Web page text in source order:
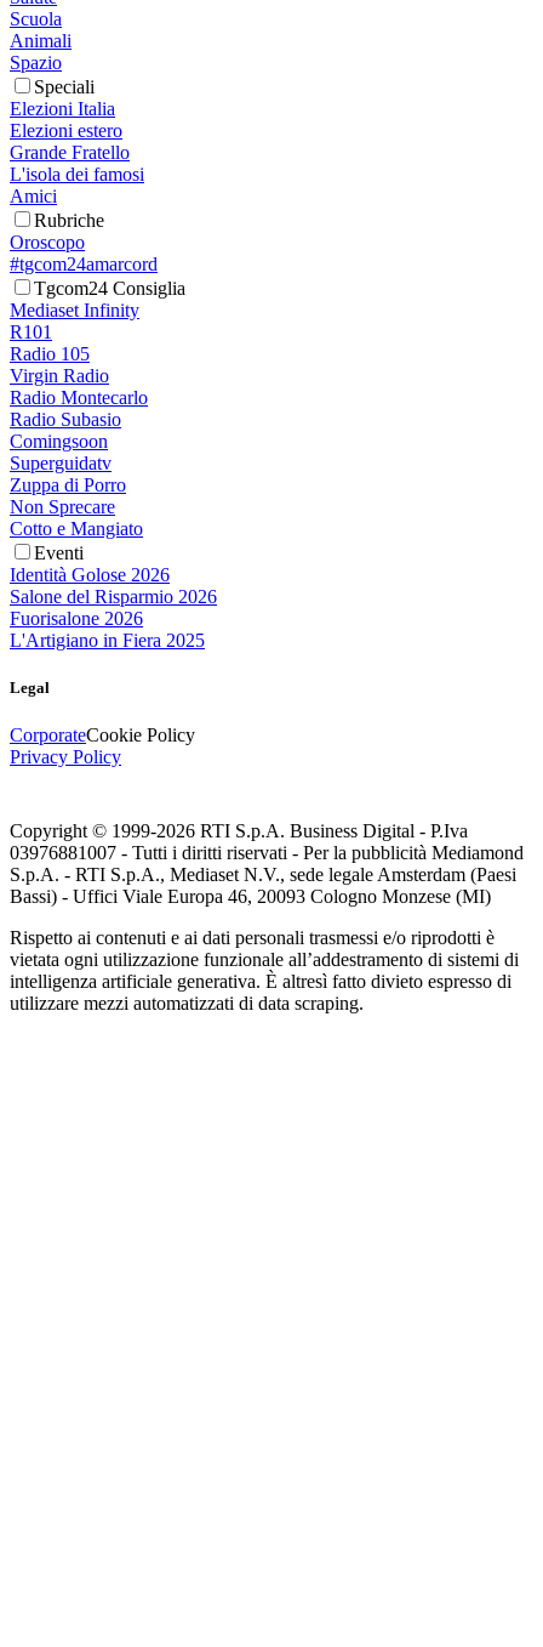
Scuola
Animali
Spazio
Speciali
Elezioni Italia
Elezioni estero
Grande Fratello
L'isola dei famosi
Amici
Rubriche
Oroscopo
#tgcom24amarcord
Tgcom24 Consiglia
Mediaset Infinity
R101
Radio 105
Virgin Radio
Radio Montecarlo
Radio Subasio
Comingsoon
Superguidatv
Zuppa di Porro
Non Sprecare
Cotto e Mangiato
Eventi
Identità Golose 2026
Salone del Risparmio 2026
Fuorisalone 2026
L'Artigiano in Fiera 2025
Legal
CorporateCookie Policy
Privacy Policy
Copyright © 1999-2026 RTI S.p.A. Business Digital - P.Iva
03976881007 - Tutti i diritti riservati - Per la pubblicità Mediamond
S.p.A. - RTI S.p.A., Mediaset N.V., sede legale Amsterdam (Paesi
Bassi) - Uffici Viale Europa 46, 20093 Cologno Monzese (MI)
Rispetto ai contenuti e ai dati personali trasmessi e/o riprodotti è
vietata ogni utilizzazione funzionale all’addestramento di sistemi di
intelligenza artificiale generativa. È altresì fatto divieto espresso di
utilizzare mezzi automatizzati di data scraping.